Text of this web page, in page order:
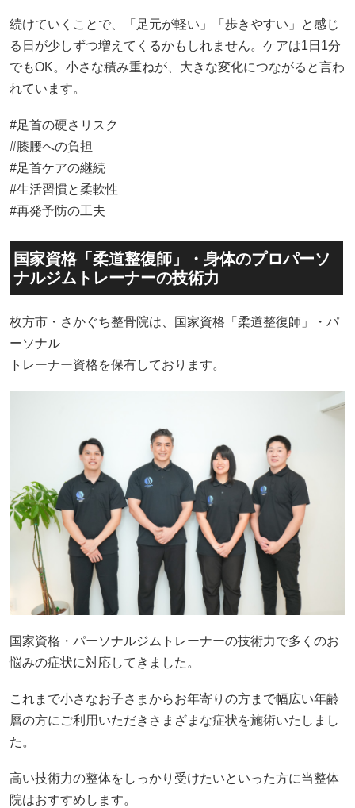
続けていくことで、「足元が軽い」「歩きやすい」と感じ
る日が少しずつ増えてくるかもしれません。ケアは1日1分
でもOK。小さな積み重ねが、大きな変化につながると言わ
れています。
#足首の硬さリスク
#膝腰への負担
#足首ケアの継続
#生活習慣と柔軟性
#再発予防の工夫
国家資格「柔道整復師」・身体のプロパーソ
ナルジムトレーナーの技術力
枚方市・さかぐち整骨院は、国家資格「柔道整復師」・パ
ーソナル
トレーナー資格を保有しております。
国家資格・パーソナルジムトレーナーの技術力で多くのお
悩みの症状に対応してきました。
これまで小さなお子さまからお年寄りの方まで幅広い年齢
層の方にご利用いただきさまざまな症状を施術いたしまし
た。
高い技術力の整体をしっかり受けたいといった方に当整体
院はおすすめします。